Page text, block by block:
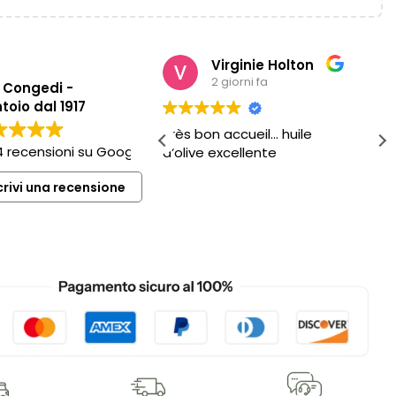
Congedi -
dal 1917
recensioni su Google
una recensione
giorni fa
accueil… huile
Matteo Barbaro
5 giorni fa
Sempre ottimo